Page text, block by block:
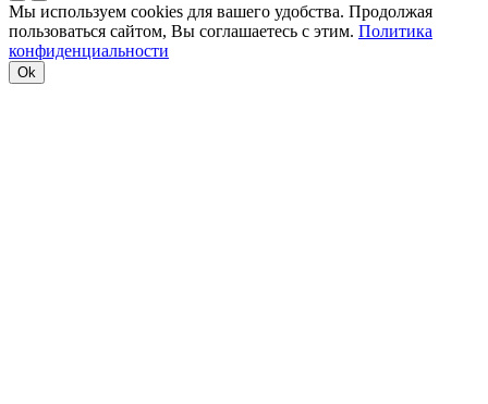
Мы используем cookies для вашего удобства. Продолжая
пользоваться сайтом, Вы соглашаетесь с этим. Политика
конфиденциальности
Ok